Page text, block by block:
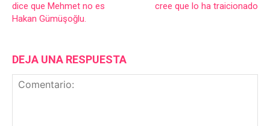
dice que Mehmet no es
Hakan Gümüşoğlu.
cree que lo ha traicionado
DEJA UNA RESPUESTA